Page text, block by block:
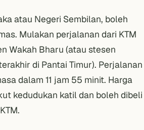
atau Negeri Sembilan, boleh
Mulakan perjalanan dari KTM
Wakah Bharu (atau stesen
di Pantai Timur). Perjalanan
dalam 11 jam 55 minit. Harga
kedudukan katil dan boleh dibeli